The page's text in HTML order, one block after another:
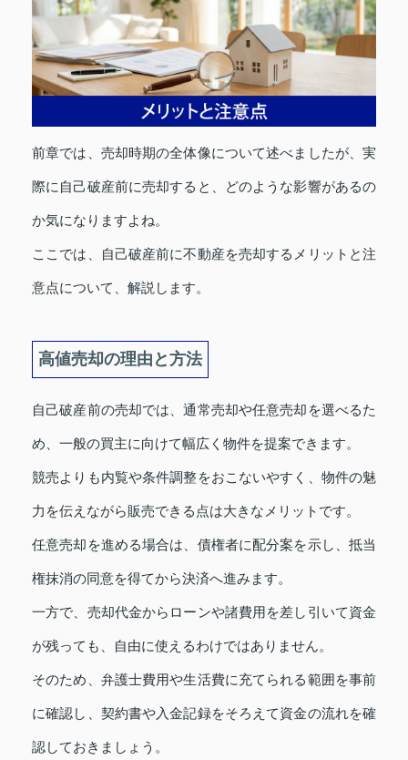
前章では、売却時期の全体像について述べましたが、実
際に自己破産前に売却すると、どのような影響があるの
か気になりますよね。
ここでは、自己破産前に不動産を売却するメリットと注
意点について、解説します。
高値売却の理由と方法
自己破産前の売却では、通常売却や任意売却を選べるた
め、一般の買主に向けて幅広く物件を提案できます。
競売よりも内覧や条件調整をおこないやすく、物件の魅
力を伝えながら販売できる点は大きなメリットです。
任意売却を進める場合は、債権者に配分案を示し、抵当
権抹消の同意を得てから決済へ進みます。
一方で、売却代金からローンや諸費用を差し引いて資金
が残っても、自由に使えるわけではありません。
そのため、弁護士費用や生活費に充てられる範囲を事前
に確認し、契約書や入金記録をそろえて資金の流れを確
認しておきましょう。